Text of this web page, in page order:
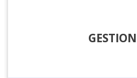
GESTION